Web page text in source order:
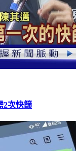
2次快篩